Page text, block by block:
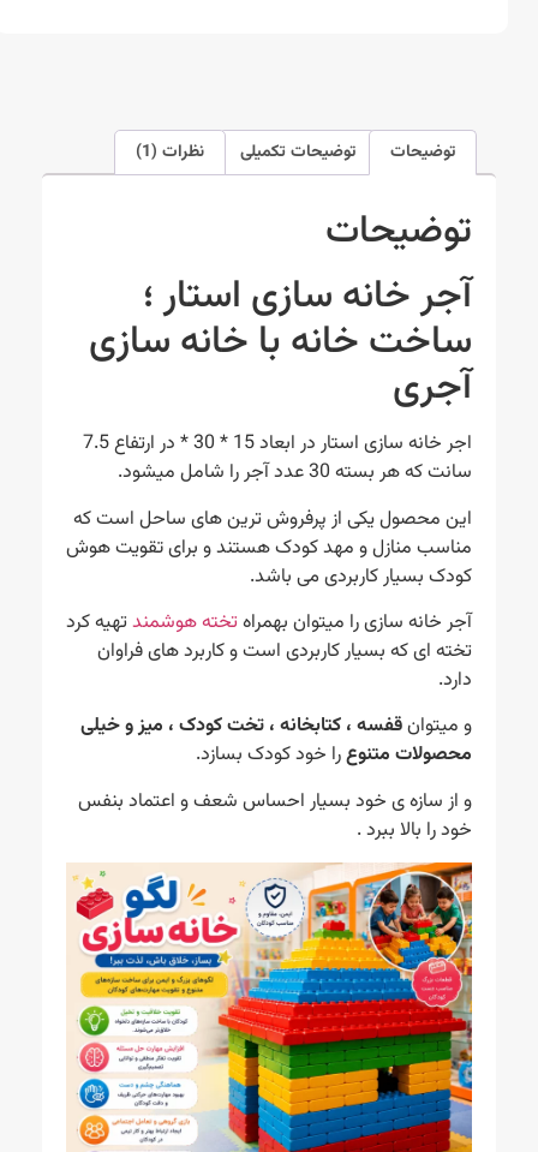
توضیحات توضیحات تکمیلی نظرات (1)
توضیحات
آجر خانه سازی استار ؛
ساخت خانه با خانه سازی
آجری
اجر خانه سازی استار در ابعاد 15 * 30 * در ارتفاع 7.5
سانت که هر بسته 30 عدد آجر را شامل میشود.
این محصول یکی از پرفروش ترین های ساحل است که
مناسب منازل و مهد کودک هستند و برای تقویت هوش
کودک بسیار کاربردی می باشد.
آجر خانه سازی را میتوان بهمراهتخته هوشمندتهیه کرد
تخته ای که بسیار کاربردی است و کاربرد های فراوان
و میتوانقفسه ، کتابخانه ، تخت کودک ، میز و خیلی
محصولات متنوعرا خود کودک بسازد.
و از سازه ی خود بسیار احساس شعف و اعتماد بنفس
خود را بالا ببرد .